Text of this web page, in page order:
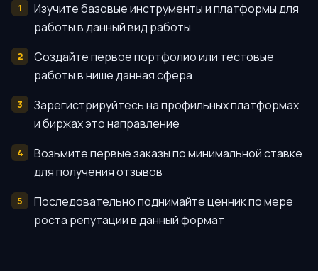
Изучите базовые инструменты и платформы для
работы в данный вид работы
Создайте первое портфолио или тестовые
работы в нише данная сфера
Зарегистрируйтесь на профильных платформах
и биржах это направление
Возьмите первые заказы по минимальной ставке
для получения отзывов
Последовательно поднимайте ценник по мере
роста репутации в данный формат